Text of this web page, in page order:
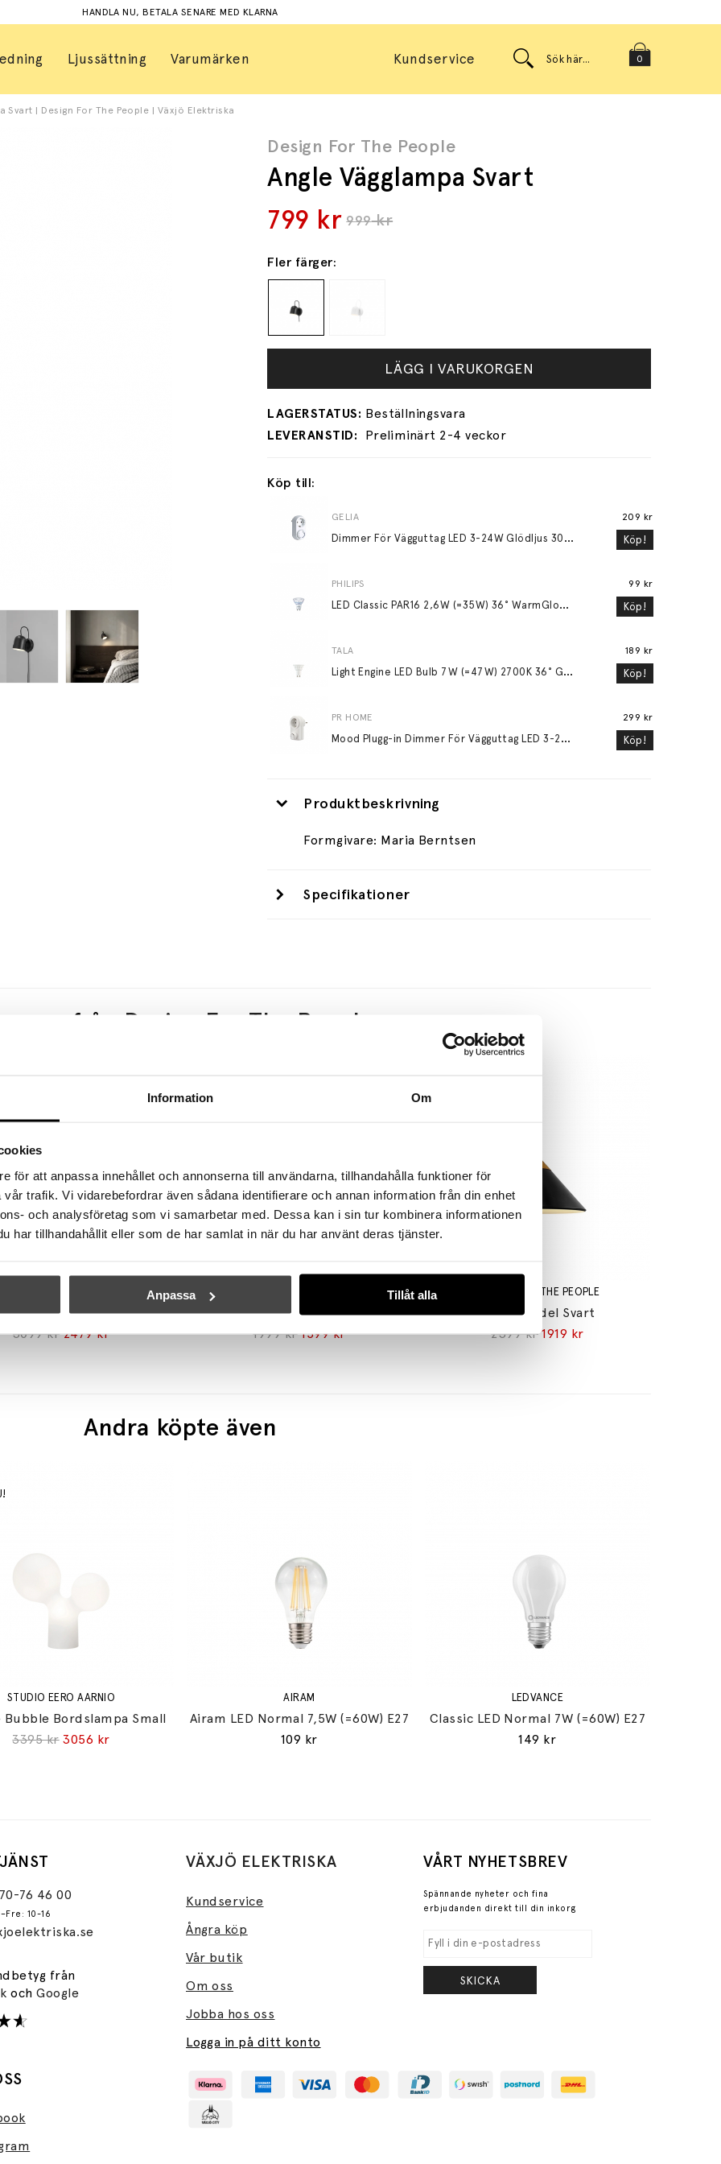
Information Om
för att anpassa innehållet och annonserna till användarna, tillhandahålla funktioner för
trafik. Vi vidarebefordrar även sådana identifierare och annan information från din enhet
och analysföretag som vi samarbetar med. Dessa kan i sin tur kombinera informationen
har tillhandahållit eller som de har samlat in när du har använt deras tjänster.
Anpassa Tillåt alla
HANDLA NU, BETALA SENARE MED KLARNA
Ljussättning Varumärken 0
Kundservice
Svart | Design For The People | Växjö Elektriska
Design For The People
Angle Vägglampa Svart
999kr
799 kr
Fler färger:
LÄGG I VARUKORGEN
Preliminärt 2-4 veckor
Köp till:
GELIA
D
immer För Vägguttag LED 3-24W Glödljus 30-200W
209 kr
Köp!
PHILIPS
L
ED Classic PAR16 2,6W (=35W) 36° WarmGlow GU10
99 kr
Köp!
TALA
L
ight Engine LED Bulb 7W (=47W) 2700K 36° GU10
189 kr
Köp!
PR HOME
M
ood Plugg-in Dimmer För Vägguttag LED 3-24W Glödljus 30-200W Vit
299 kr
Köp!
Produktbeskrivning
Formgivare: Maria Berntsen
Specifikationer
mer från Design For The People
Pendel Mässing/Opalglas
3099 kr 2479 kr
Spargo Vägglampa Svart/Mässing
1999 kr 1599 kr
DESIGN FOR THE PEOPLE
Kinto Pendel Svart
2399 kr 1919 kr
Andra köpte även
STUDIO EERO AARNIO
Bubble Bordslampa Small
3395 kr 3056 kr
AIRAM
Airam LED Normal 7,5W (=60W) E27
109 kr
LEDVANCE
Classic LED Normal 7W (=60W) E27
149 kr
76 46 00
10-16
från
ochGoogle
VÄXJÖ ELEKTRISKA
Kundservice
Ångra köp
Vår butik
Om oss
Jobba hos oss
Logga in på ditt konto
VÅRT NYHETSBREV
Spännande nyheter och fina
erbjudanden direkt till din inkorg
SKICKA